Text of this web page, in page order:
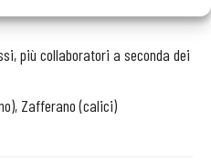
più collaboratori a seconda dei
Zafferano (calici)